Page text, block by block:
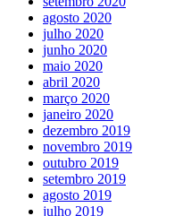
agosto 2020
julho 2020
junho 2020
maio 2020
abril 2020
março 2020
janeiro 2020
dezembro 2019
novembro 2019
outubro 2019
setembro 2019
agosto 2019
julho 2019